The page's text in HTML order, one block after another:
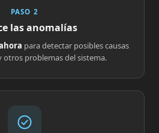
PASO 2
las anomalías
para detectar posibles causas
otros problemas del sistema.